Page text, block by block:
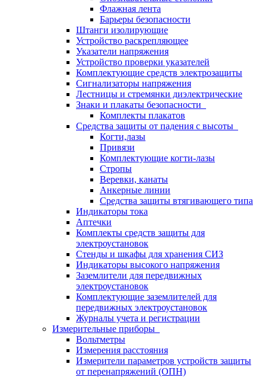
Флажная лента
Барьеры безопасности
Штанги изолирующие
Устройство раскрепляющее
Указатели напряжения
Устройство проверки указателей
Комплектующие средств электрозащиты
Сигнализаторы напряжения
Лестницы и стремянки диэлектрические
Знаки и плакаты безопасности
Комплекты плакатов
Средства защиты от падения с высоты
Когти,лазы
Привязи
Комплектующие когти-лазы
Стропы
Веревки, канаты
Анкерные линии
Средства защиты втягивающего типа
Индикаторы тока
Аптечки
Комплекты средств защиты для
электроустановок
Стенды и шкафы для хранения СИЗ
Индикаторы высокого напряжения
Заземлители для передвижных
электроустановок
Комплектующие заземлителей для
передвижных электроустановок
Журналы учета и регистрации
Измерительные приборы
Вольтметры
Измерения расстояния
Измерители параметров устройств защиты
от перенапряжений (ОПН)